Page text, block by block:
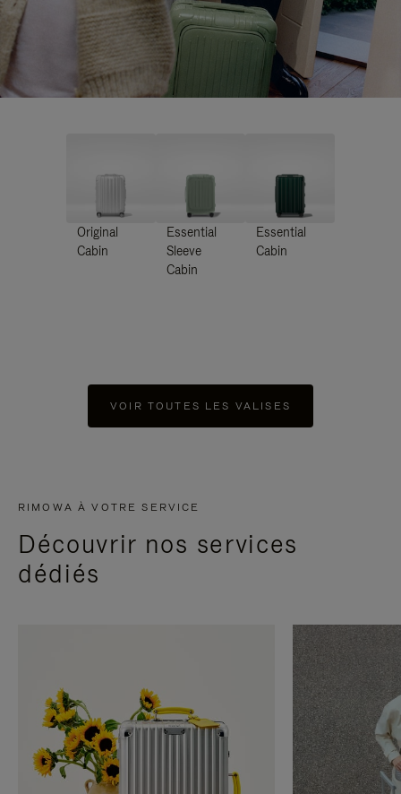
Original
Cabin
Essential
Sleeve
Cabin
Essential
Cabin
VOIR TOUTES LES VALISES
RIMOWA À VOTRE SERVICE
Découvrir nos services
dédiés